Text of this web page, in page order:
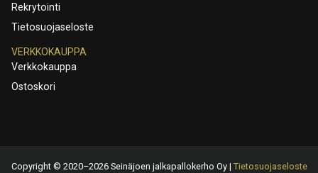
Rekrytointi
Tietosuojaseloste
VERKKOKAUPPA
Verkkokauppa
Ostoskori
Copyright © 2020–2026 Seinäjoen jalkapallokerho Oy | Tietosuojaseloste